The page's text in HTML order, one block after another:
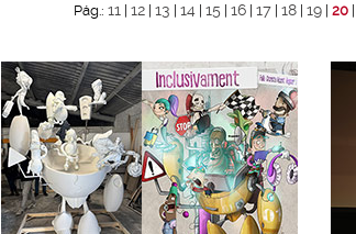
Pág.: 11| 12| 13 14| 15| 16| 17| 18| 19| 20|